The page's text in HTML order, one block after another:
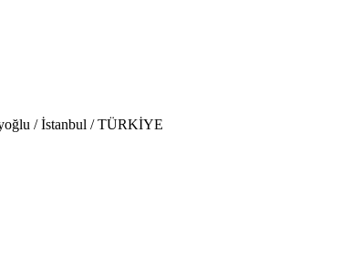
/ İstanbul / TÜRKİYE